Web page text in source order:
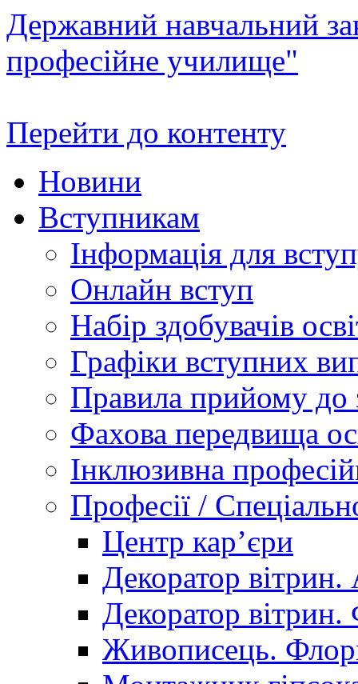
Державний навчальний
професійне училище"
Перейти до контенту
Новини
Вступникам
Інформація для
Онлайн вступ
Набір здобувачів
Графіки вступних
Правила прийому до
Фахова передвища
Інклюзивна
Професії /
Центр кар’єри
Декоратор вітрин.
Декоратор вітрин.
Живописець.